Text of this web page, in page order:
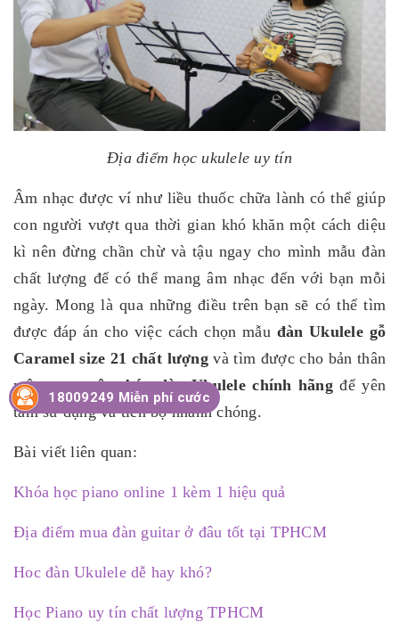
Địa điểm học ukulele uy tín
Âm nhạc được ví như liều thuốc chữa lành có thể giúp
con người vượt qua thời gian khó khăn một cách diệu
kì nên đừng chần chừ và tậu ngay cho mình mẫu đàn
chất lượng để có thể mang âm nhạc đến với bạn mỗi
ngày. Mong là qua những điều trên bạn sẽ có thể tìm
được đáp án cho việc cách chọn mẫu đàn Ukulele gỗ
Caramel size 21 chất lượngvà tìm được cho bản thân
mộttrung tâm bán đàn Ukulele chính hãngđể yên
tâm sừ dụng và tiến bộ nhanh chóng.
Bài viết liên quan:
Khóa học piano online 1 kèm 1 hiệu quả
Địa điểm mua đàn guitar ở đâu tốt tại TPHCM
Hoc đàn Ukulele dễ hay khó?
Học Piano uy tín chất lượng TPHCM
18009249 Miễn phí cước